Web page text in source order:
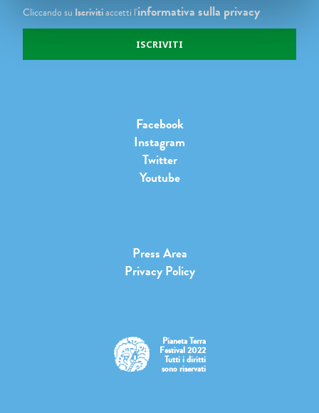
Cliccando su Iscrivitiaccetti l'informativa sulla privacy
Facebook
Instagram
Twitter
Youtube
Press Area
Privacy Policy
Pianeta Terra
Festival 2022
Tutti i diritti
sono riservati